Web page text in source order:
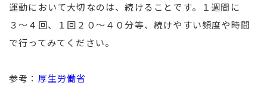
運動において大切なのは、続けることです。１週間に
３〜４回、１回２０〜４０分等、続けやすい頻度や時間
で行ってみてください。
参考： 厚生労働省